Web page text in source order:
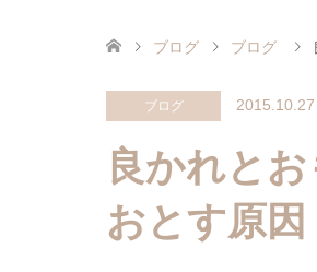
ブログ ブログ
ブログ 2015.10.27
良かれと
おとす原因